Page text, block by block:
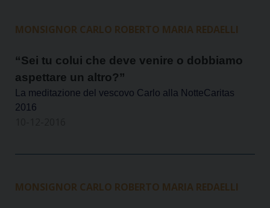
MONSIGNOR CARLO ROBERTO MARIA REDAELLI
“Sei tu colui che deve venire o dobbiamo
aspettare un altro?”
La meditazione del vescovo Carlo alla NotteCaritas
2016
MONSIGNOR CARLO ROBERTO MARIA REDAELLI